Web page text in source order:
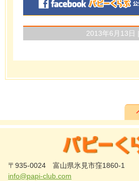
2013年6月13日 |
〒935-0024 富山県氷見市窪1860-1
info@papi-club.com